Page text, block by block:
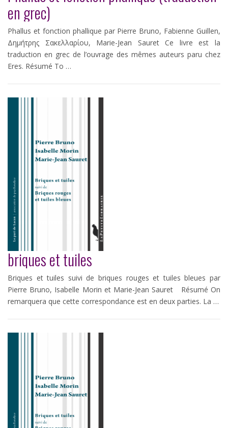
en grec)
Phallus et fonction phallique par Pierre Bruno, Fabienne Guillen,
Δημήτρης Σακελλαρίου, Marie-Jean Sauret Ce livre est la
traduction en grec de l’ouvrage des mêmes auteurs paru chez
Eres. Résumé Το …
briques et tuiles
Briques et tuiles suivi de briques rouges et tuiles bleues par
Pierre Bruno, Isabelle Morin et Marie-Jean Sauret Résumé On
remarquera que cette correspondance est en deux parties. La …